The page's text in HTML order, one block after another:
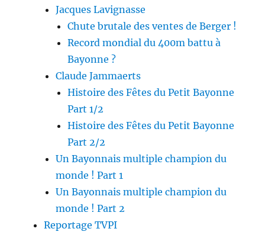
Jacques Lavignasse
Chute brutale des ventes de Berger !
Record mondial du 400m battu à
Bayonne ?
Claude Jammaerts
Histoire des Fêtes du Petit Bayonne
Part 1/2
Histoire des Fêtes du Petit Bayonne
Part 2/2
Un Bayonnais multiple champion du
monde ! Part 1
Un Bayonnais multiple champion du
monde ! Part 2
Reportage TVPI